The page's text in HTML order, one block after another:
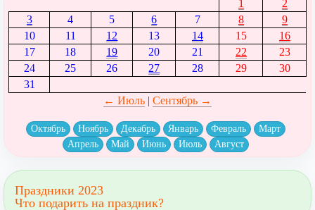
1
2
3
4 5 6 7 8
9
10
11 12 13 14 15
16
17
18 19 20 21 22
23
24
25 26 27 28 29
30
31
← Июль| Сентябрь →
Октябрь Ноябрь Декабрь Январь Февраль
Март
Апрель
Май Июнь Июль Август
Праздники 2023
Что подарить на праздник?